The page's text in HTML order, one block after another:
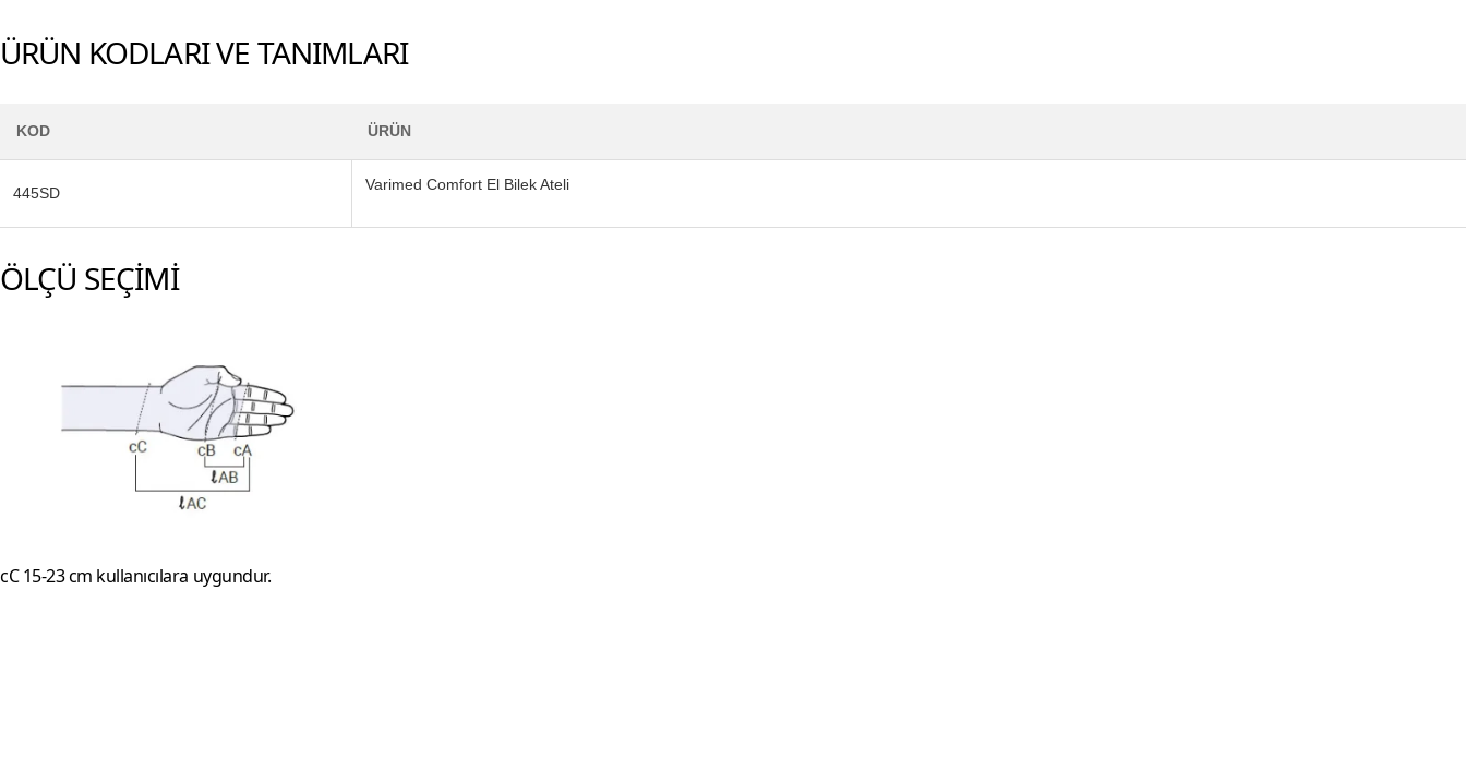
ÜRÜN KODLARI VE TANIMLARI
KOD ÜRÜN
445SD Varimed Comfort El Bilek Ateli
ÖLÇÜ SEÇİMİ
cC 15-23 cm kullanıcılara uygundur.